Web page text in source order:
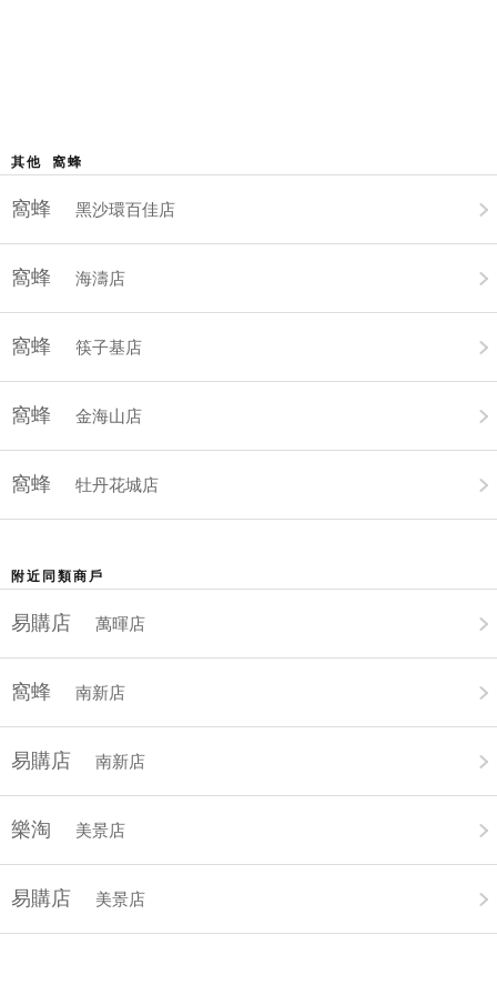
其他 窩蜂
窩蜂 黑沙環百佳店
窩蜂 海濤店
窩蜂 筷子基店
窩蜂 金海山店
窩蜂 牡丹花城店
附近同類商戶
易購店 萬暉店
窩蜂 南新店
易購店 南新店
樂淘 美景店
易購店 美景店